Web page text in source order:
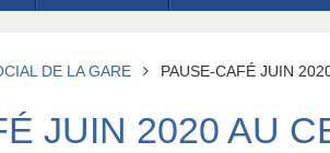
DE LA GARE PAUSE-CAFÉ JUIN
JUIN 2020 AU